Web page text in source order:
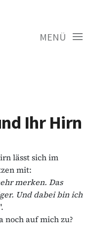
MENÜ
Ihr Hirn
lässt sich im
mit:
merken. Das
Und dabei bin ich
noch auf mich zu?